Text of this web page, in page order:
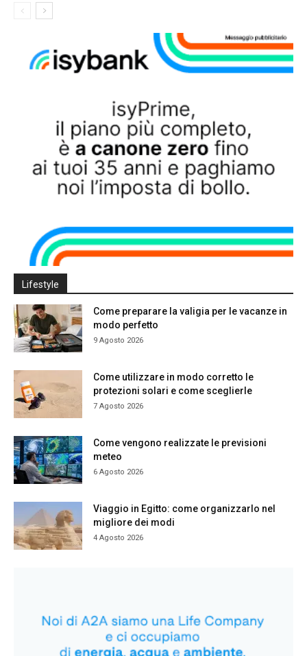
Lifestyle
Come preparare la valigia per le vacanze in
modo perfetto
9 Agosto 2026
Come utilizzare in modo corretto le
protezioni solari e come sceglierle
7 Agosto 2026
Come vengono realizzate le previsioni
meteo
6 Agosto 2026
Viaggio in Egitto: come organizzarlo nel
migliore dei modi
4 Agosto 2026